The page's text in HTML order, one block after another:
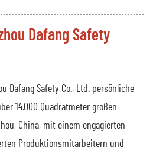
Dafang Safety
Dafang Safety Co., Ltd. persönliche
14.000 Quadratmeter großen
China, mit einem engagierten
Produktionsmitarbeitern und